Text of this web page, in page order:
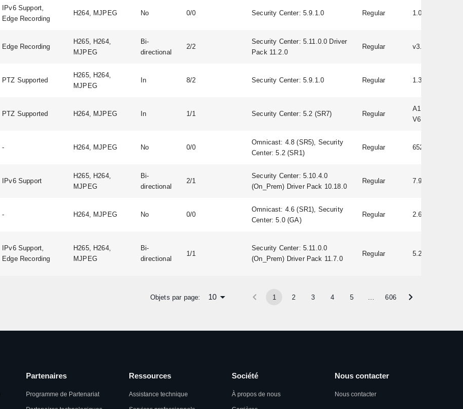
IPv6 Support,
Edge Recording
H264, MJPEG No 0/0 Security Center: 5.9.1.0 Regular 1.03
Edge Recording
H265, H264,
MJPEG
Bi-
directional
2/2
Security Center: 5.11.0.0 Driver
Pack 11.2.0
Regular v3.0.0.12
PTZ Supported
H265, H264,
MJPEG
In 8/2 Security Center: 5.9.1.0 Regular 1.3.0
PTZ Supported H264, MJPEG In 1/1 Security Center: 5.2 (SR7) Regular
A1D-500-
V6.09.06-AC
- H264, MJPEG No 0/0
Omnicast: 4.8 (SR5), Security
Center: 5.2 (SR1)
Regular 65249
IPv6 Support
H265, H264,
MJPEG
Bi-
directional
2/1
Security Center: 5.10.4.0
(On_Prem) Driver Pack 10.18.0
Regular 7.90.0098
- H264, MJPEG No 0/0
Omnicast: 4.6 (SR1), Security
Center: 5.0 (GA)
Regular 2.60
IPv6 Support,
Edge Recording
H265, H264,
MJPEG
Bi-
directional
1/1
Security Center: 5.11.0.0
(On_Prem) Driver Pack 11.7.0
Regular 5.20.0.22
Objets par page: 10 1 2 3 4 5 606
Partenaires
Programme de Partenariat
Ressources
Assistance technique
Société
À propos de nous
Nous contacter
Nous contacter